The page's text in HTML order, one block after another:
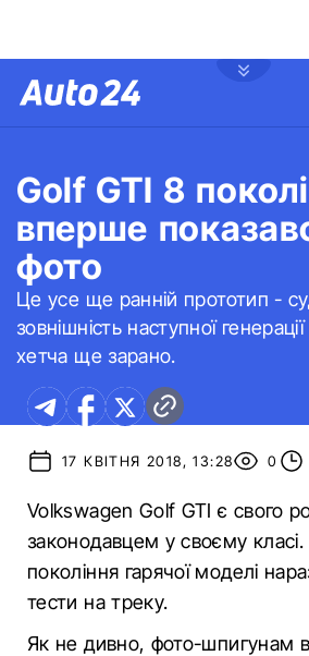
Golf GTI 8
вперше
фото
Це усе ще ранній прототип -
зовнішність наступної
хетча ще зарано.
17 КВІТНЯ 2018, 13:28 0
Volkswagen Golf GTI є свого
законодавцем у своєму
покоління гарячої моделі
тести на треку.
Як не дивно, фото-шпигунам